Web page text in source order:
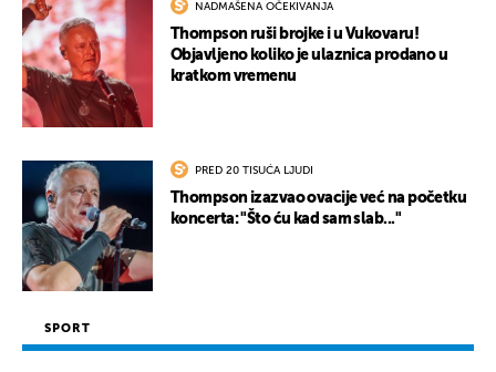
NADMAŠENA OČEKIVANJA
Thompson ruši brojke i u Vukovaru!
Objavljeno koliko je ulaznica prodano u
kratkom vremenu
PRED 20 TISUĆA LJUDI
Thompson izazvao ovacije već na početku
koncerta: "Što ću kad sam slab..."
SPORT
UKLJUČITE NOTIFIKACIJE